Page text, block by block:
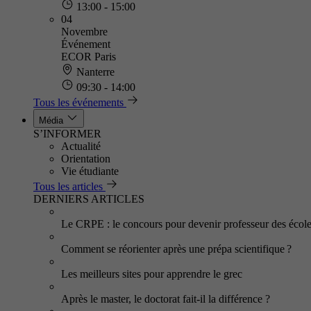
13:00 - 15:00
04
Novembre
Événement
ECOR Paris
Nanterre
09:30 - 14:00
Tous les événements
Média
S’INFORMER
Actualité
Orientation
Vie étudiante
Tous les articles
DERNIERS ARTICLES
Le CRPE : le concours pour devenir professeur des
Comment se réorienter après une prépa scientifique ?
Les meilleurs sites pour apprendre le grec
Après le master, le doctorat fait-il la différence ?